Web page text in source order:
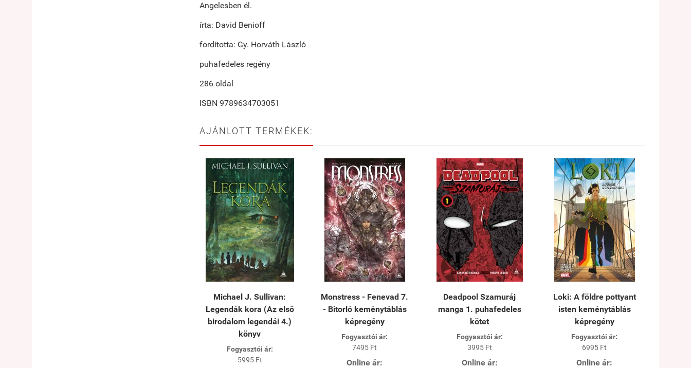
Angelesben él.
írta: David Benioff
fordította: Gy. Horváth László
puhafedeles regény
286 oldal
ISBN 9789634703051
AJÁNLOTT TERMÉKEK:
Michael J. Sullivan:
Legendák kora (Az első
birodalom legendái 4.)
könyv
Fogyasztói ár:
5995 Ft
Monstress - Fenevad 7.
- Bitorló keménytáblás
képregény
Fogyasztói ár:
7495 Ft
Online ár:
Deadpool Szamuráj
manga 1. puhafedeles
kötet
Fogyasztói ár:
3995 Ft
Online ár:
Loki: A földre pottyant
isten keménytáblás
képregény
Fogyasztói ár:
6995 Ft
Online ár: